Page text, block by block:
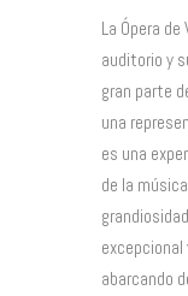
La Ópera
auditorio y
gran parte
una
es una
de la
excepcional
abarcando